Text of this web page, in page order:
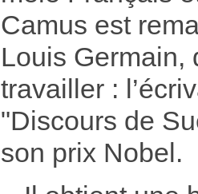
Camus est
Louis Germain,
travailler :
"Discours de
son prix Nobel.